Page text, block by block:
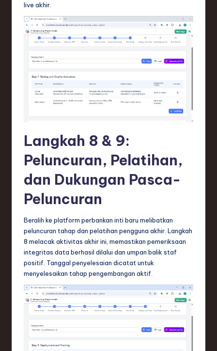
live akhir.
Langkah 8 & 9:
Peluncuran, Pelatihan,
dan Dukungan Pasca-
Peluncuran
Beralih ke platform perbankan inti baru melibatkan
peluncuran tahap dan pelatihan pengguna akhir. Langkah
8 melacak aktivitas akhir ini, memastikan pemeriksaan
integritas data berhasil dilalui dan umpan balik staf
positif. Tanggal penyelesaian dicatat untuk
menyelesaikan tahap pengembangan aktif.